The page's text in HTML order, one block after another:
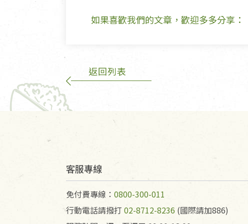
如果喜歡我們的文章，歡迎多多分享：
返回列表
客服專線
免付費專線： 0800-300-011
行動電話請撥打 02-8712-8236 (國際請加886)